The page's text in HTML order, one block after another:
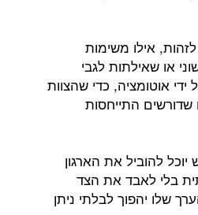
אילו משימות
או שאילתות לגבי
אוטומציה, כדי שהצוות
התייחסות
להוביל את הארגון
בלי לאבד את הצד
שלו יהפוך לבלתי ניתן